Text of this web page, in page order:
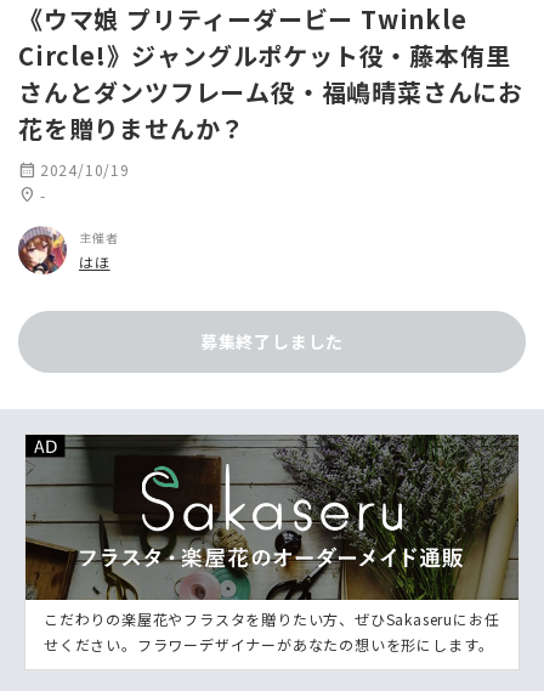
《ウマ娘 プリティーダービー Twinkle
Circle!》ジャングルポケット役・藤本侑里
さんとダンツフレーム役・福嶋晴菜さんにお
花を贈りませんか？
calendar_month 2024/10/19
location_on -
主催者
はほ
募集終了しました
こだわりの楽屋花やフラスタを贈りたい方、ぜひSakaseruにお任
せください。フラワーデザイナーがあなたの想いを形にします。